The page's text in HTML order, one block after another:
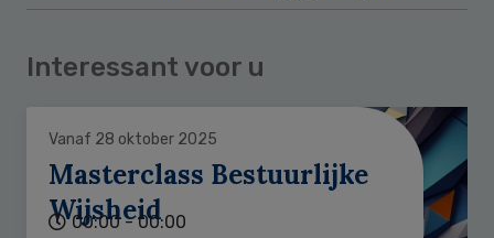
Interessant voor u
Vanaf 28 oktober 2025
Masterclass Bestuurlijke
Wijsheid
00:00 - 00:00